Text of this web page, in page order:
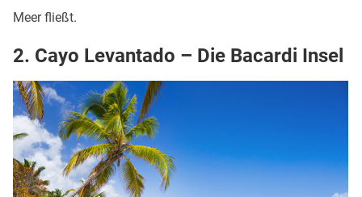
Meer fließt.
2. Cayo Levantado – Die Bacardi Insel